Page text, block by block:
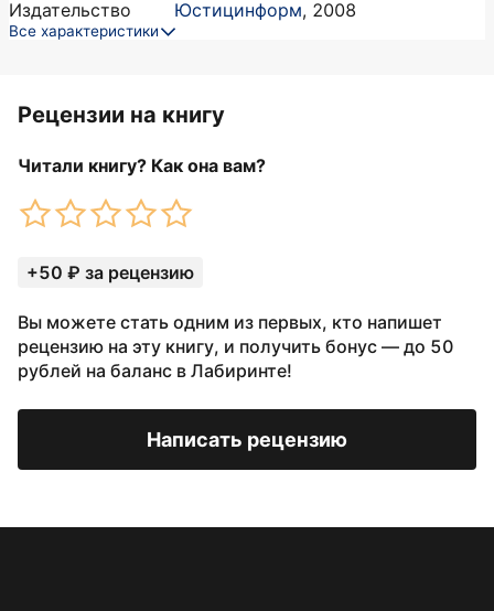
Издательство
Юстицинформ, 2008
Все характеристики
Рецензии на книгу
Читали книгу? Как она вам?
+50 ₽ за рецензию
Вы можете стать одним из первых, кто напишет
рецензию на эту книгу, и получить бонус — до 50
рублей на баланс в Лабиринте!
Написать рецензию